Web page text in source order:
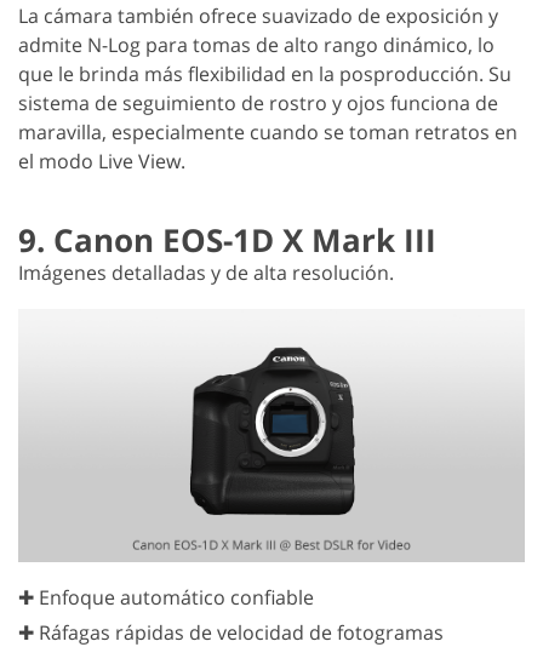
La cámara también ofrece suavizado de exposición y
admite N-Log para tomas de alto rango dinámico, lo
que le brinda más flexibilidad en la posproducción. Su
sistema de seguimiento de rostro y ojos funciona de
maravilla, especialmente cuando se toman retratos en
el modo Live View.
9. Canon EOS-1D X Mark III
Imágenes detalladas y de alta resolución.
✚ Enfoque automático confiable
✚ Ráfagas rápidas de velocidad de fotogramas